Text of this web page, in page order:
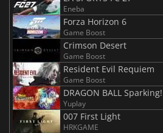
Eneba
Forza Horizon 6
Game Boost
Crimson Desert
Game Boost
Resident Evil Requiem
Game Boost
Yuplay
007 First Light
HRKGAME